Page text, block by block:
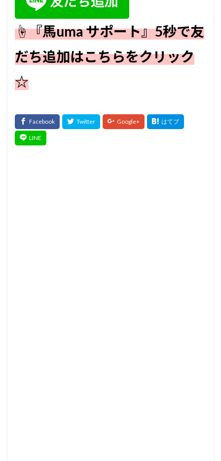
☝『馬uma サポート』5秒で友
だち追加はこちらをクリック
☆